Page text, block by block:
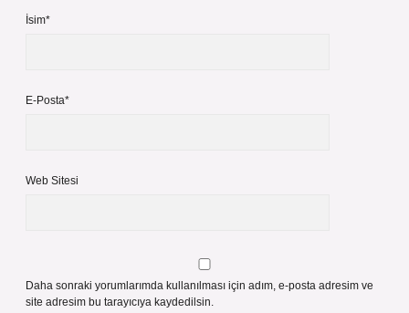
İsim*
E-Posta*
Web Sitesi
Daha sonraki yorumlarımda kullanılması için adım, e-posta adresim ve
site adresim bu tarayıcıya kaydedilsin.